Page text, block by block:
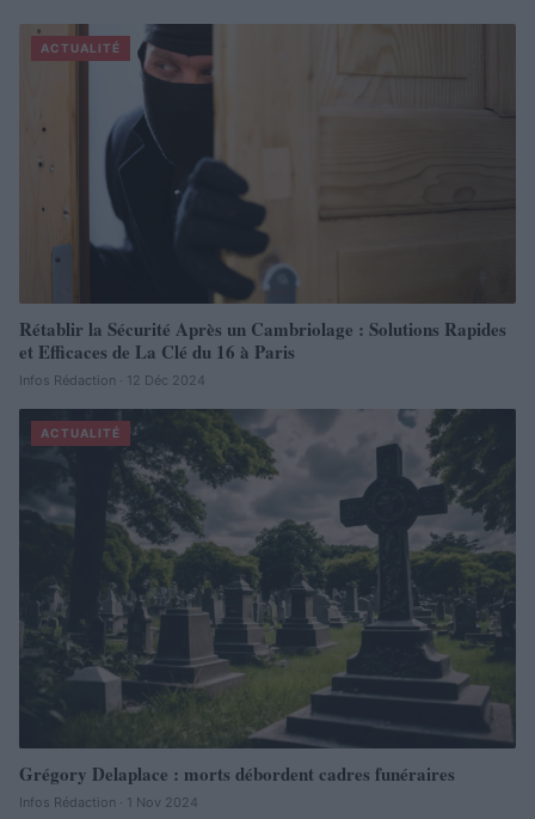
ACTUALITÉ
Rétablir la Sécurité Après un Cambriolage : Solutions Rapides
et Efficaces de La Clé du 16 à Paris
Infos Rédaction · 12 Déc 2024
ACTUALITÉ
Grégory Delaplace : morts débordent cadres funéraires
Infos Rédaction · 1 Nov 2024